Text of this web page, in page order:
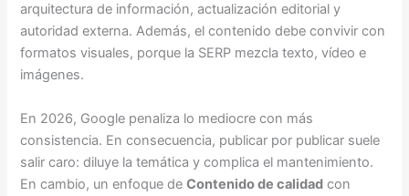
arquitectura de información, actualización editorial y
autoridad externa. Además, el contenido debe convivir con
formatos visuales, porque la SERP mezcla texto, vídeo e
imágenes.
En 2026, Google penaliza lo mediocre con más
consistencia. En consecuencia, publicar por publicar suele
salir caro: diluye la temática y complica el mantenimiento.
En cambio, un enfoque deContenido de calidad con